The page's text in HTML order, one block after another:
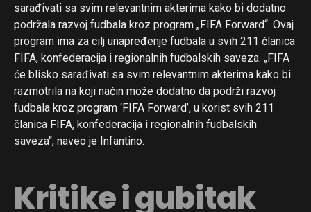
sarađivati sa svim relevantnim akterima kako bi dodatno
podržala razvoj fudbala kroz program „FIFA Forward“. Ovaj
program ima za cilj unapređenje fudbala u svih 211 članica
FIFA, konfederacija i regionalnih fudbalskih saveza. „FIFA
će blisko sarađivati sa svim relevantnim akterima kako bi
razmotrila na koji način može dodatno da podrži razvoj
fudbala kroz program ‘FIFA Forward’, u korist svih 211
članica FIFA, konfederacija i regionalnih fudbalskih
saveza“, naveo je Infantino.
Kritike i gubitak